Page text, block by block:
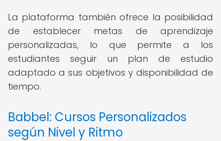
La plataforma también ofrece la posibilidad
de establecer metas de aprendizaje
personalizadas, lo que permite a los
estudiantes seguir un plan de estudio
adaptado a sus objetivos y disponibilidad de
tiempo.
Babbel: Cursos Personalizados
según Nivel y Ritmo